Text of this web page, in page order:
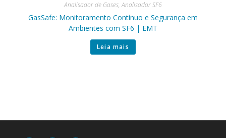
Analisador de Gases,Analisador SF6
GasSafe: Monitoramento Contínuo e Segurança em
Ambientes com SF6 | EMT
Leia mais